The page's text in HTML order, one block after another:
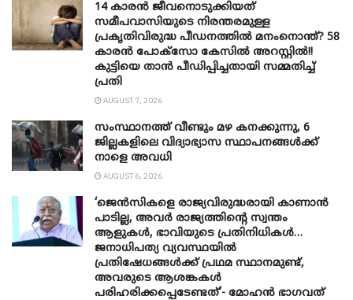
14 കാരൻ ജീവനൊടുക്കിയത്
സമീപവാസിയുടെ നിരന്തരമുള്ള
പ്രകൃതിവിരുദ്ധ പീഡനത്തിൽ മനംനൊന്ത്? 58
കാരൻ പോക്സോ കേസിൽ അറസ്റ്റിൽ!!
കുട്ടിയെ താൻ പീഡിപ്പിച്ചതായി സമ്മതിച്ച്
പ്രതി
AUGUST 7, 2026
സംസ്ഥാനത്ത് വീണ്ടും മഴ കനക്കുന്നു, 6
ജില്ലകളിലെ വിദ്യാഭ്യാസ സ്ഥാപനങ്ങൾക്ക്
നാളെ അവധി
AUGUST 6, 2026
‘ജെൻസികളെ രാജ്യവിരുദ്ധരായി കാണാൻ
പാടില്ല, അവർ രാജ്യത്തിന്റെ സ്വന്തം
ആളുകൾ, ഭാവിയുടെ പ്രതിനിധികൾ…
ജനാധിപത്യ വ്യവസ്ഥയിൽ
പ്രതിഷേധങ്ങൾക്ക് പ്രഥമ സ്ഥാനമുണ്ട്,
അവരുടെ ആശങ്കകൾ
പരിഹരിക്കപ്പെടേണ്ടത്’- മോഹൻ ഭാ​ഗവത്